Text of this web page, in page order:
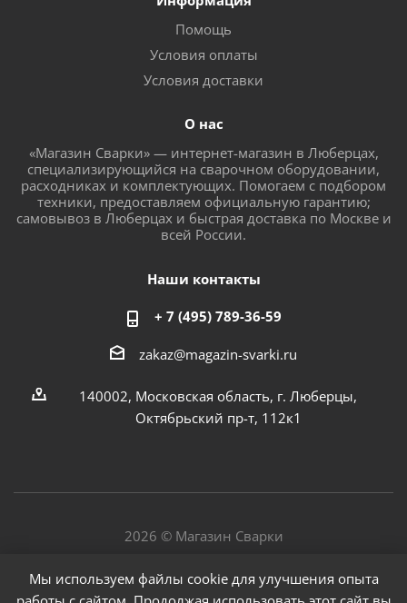
Мы используем файлы cookie для улучшения опыта
Помощь
Условия оплаты
Условия доставки
О нас
«Магазин Сварки» — интернет-магазин в Люберцах,
специализирующийся на сварочном оборудовании,
расходниках и комплектующих. Помогаем с подбором
техники, предоставляем официальную гарантию;
самовывоз в Люберцах и быстрая доставка по Москве и
всей России.
Наши контакты
+ 7 (495) 789-36-59
zakaz@magazin-svarki.ru
140002, Московская область, г. Люберцы,
Октябрьский пр-т, 112к1
2026 © Магазин Сварки